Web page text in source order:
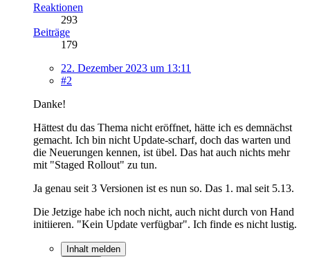
Reaktionen
293
Beiträge
179
22. Dezember 2023 um 13:11
#2
Danke!
Hättest du das Thema nicht eröffnet, hätte ich es demnächst
gemacht. Ich bin nicht Update-scharf, doch das warten und
die Neuerungen kennen, ist übel. Das hat auch nichts mehr
mit "Staged Rollout" zu tun.
Ja genau seit 3 Versionen ist es nun so. Das 1. mal seit 5.13.
Die Jetzige habe ich noch nicht, auch nicht durch von Hand
initiieren. "Kein Update verfügbar". Ich finde es nicht lustig.
Inhalt melden